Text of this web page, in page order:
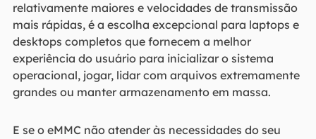
relativamente maiores e velocidades de transmissão
mais rápidas, é a escolha excepcional para laptops e
desktops completos que fornecem a melhor
experiência do usuário para inicializar o sistema
operacional, jogar, lidar com arquivos extremamente
grandes ou manter armazenamento em massa.
E se o eMMC não atender às necessidades do seu